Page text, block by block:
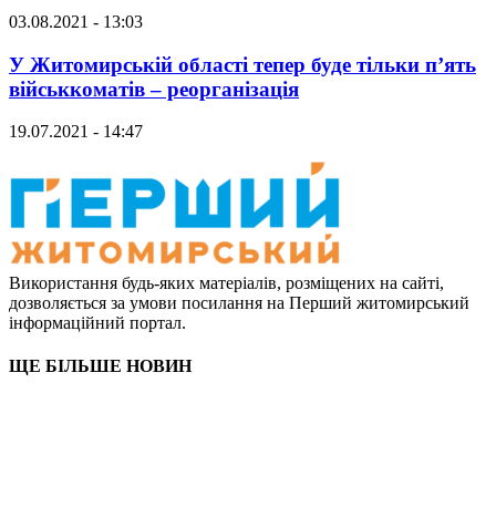
03.08.2021 - 13:03
У Житомирській області тепер буде тільки п’ять
військкоматів – реорганізація
19.07.2021 - 14:47
Використання будь-яких матеріалів, розміщених на сайті,
дозволяється за умови посилання на Перший житомирський
інформаційний портал.
ЩЕ БІЛЬШЕ НОВИН